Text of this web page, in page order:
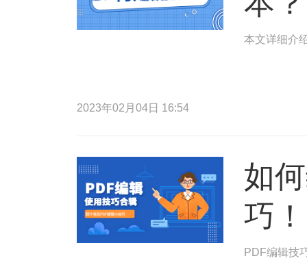
本文详细介
2023年02月04日 16:54
如
巧！
PDF编辑技